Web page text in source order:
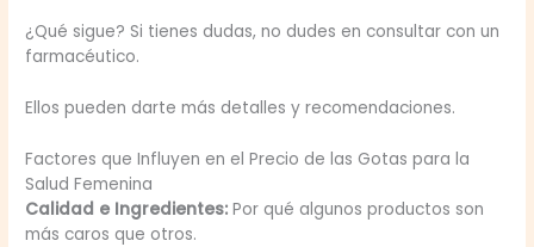
¿Qué sigue? Si tienes dudas, no dudes en consultar con un
farmacéutico.
Ellos pueden darte más detalles y recomendaciones.
Factores que Influyen en el Precio de las Gotas para la
Salud Femenina
Calidad e Ingredientes: Por qué algunos productos son
más caros que otros.